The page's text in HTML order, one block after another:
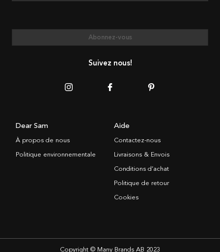
Abonnez-vous
Suivez nous!
Dear Sam
À propos de nous
Politique environnementale
Aide
Contactez-nous
Livraisons & Envois
Conditions d’achat
Politique de retour
Cookies
Copyright © Many Brands AB 2023